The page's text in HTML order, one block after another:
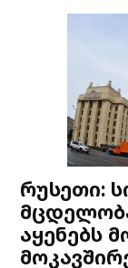
რუსეთი:
აყენებს